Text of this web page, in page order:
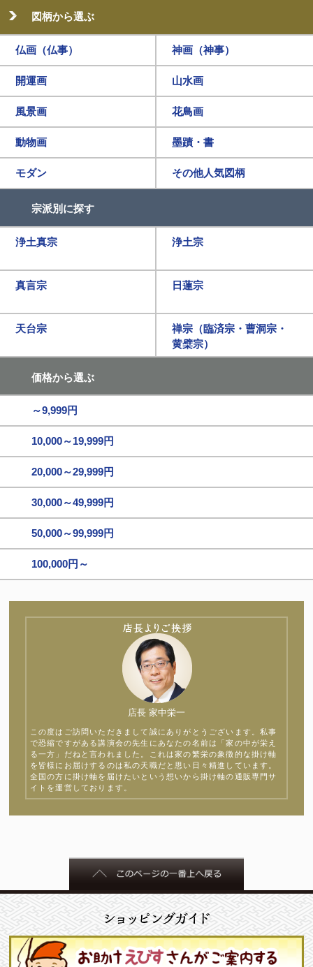
図柄から選ぶ
仏画（仏事） 神画（神事）
開運画 山水画
風景画 花鳥画
動物画 墨蹟・書
モダン その他人気図柄
宗派別に探す
浄土真宗 浄土宗
真言宗 日蓮宗
天台宗
禅宗（臨済宗・曹洞宗・
黄檗宗）
価格から選ぶ
～9,999円
10,000～19,999円
20,000～29,999円
30,000～49,999円
50,000～99,999円
100,000円～
店長 家中栄一
この度はご訪問いただきまして誠にありがとうございます。私事
で恐縮ですがある講演会の先生にあなたの名前は「家の中が栄え
る一方」だねと言われました。これは家の繁栄の象徴的な掛け軸
を皆様にお届けするのは私の天職だと思い日々精進しています。
全国の方に掛け軸を届けたいという想いから掛け軸の通販専門サ
イトを運営しております。